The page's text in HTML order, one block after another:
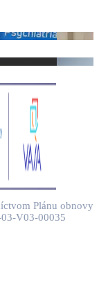
Plánu obnovy
V03-00035